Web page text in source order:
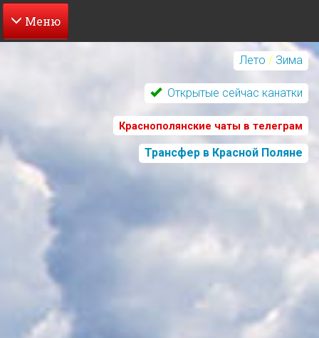
Перейти
Лето / Зима
Открытые сейчас канатки
Краснополянские чаты в телеграм
Трансфер в Красной Поляне